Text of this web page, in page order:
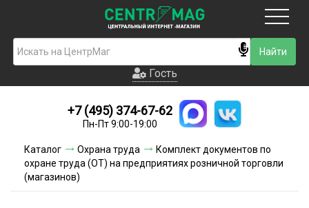
Гость
Новинки
Условия доставки
Гость
+7 (495) 374-67-62
Пн-Пт 9:00-19:00
Каталог Охрана труда
Комплект документов по
охране труда (ОТ) на предприятиях розничной торговли
(магазинов)